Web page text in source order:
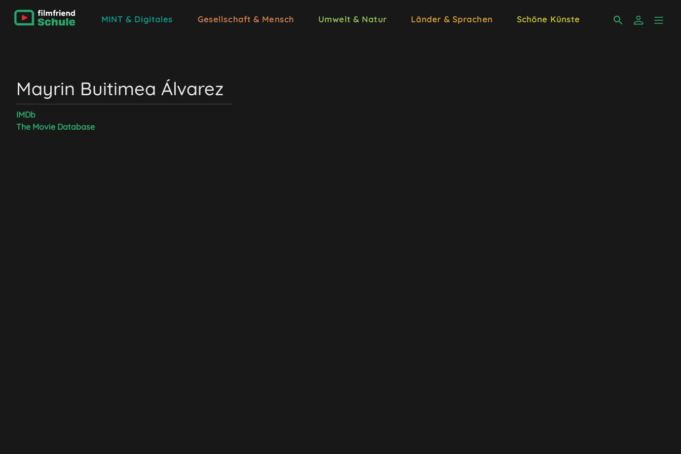
MINT & Digitales Gesellschaft & Mensch Umwelt & Natur Länder & Sprachen Schöne Künste
Mayrin Buitimea Álvarez
IMDb
The Movie Database